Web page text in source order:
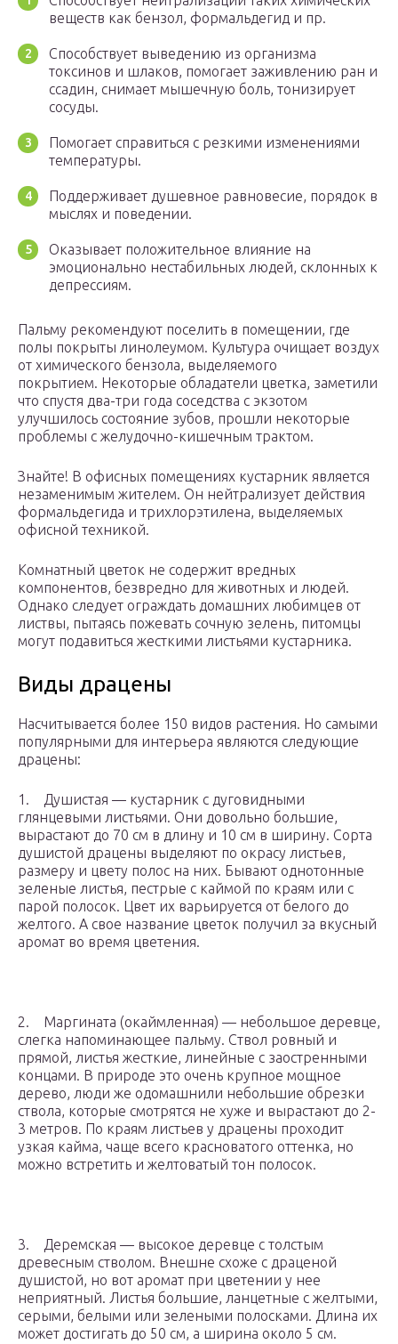
веществ как бензол, формальдегид и пр.
Способствует выведению из организма
токсинов и шлаков, помогает заживлению ран и
ссадин, снимает мышечную боль, тонизирует
сосуды.
Помогает справиться с резкими изменениями
температуры.
Поддерживает душевное равновесие, порядок в
мыслях и поведении.
Оказывает положительное влияние на
эмоционально нестабильных людей, склонных к
депрессиям.
Пальму рекомендуют поселить в помещении, где
полы покрыты линолеумом. Культура очищает воздух
от химического бензола, выделяемого
покрытием. Некоторые обладатели цветка, заметили
что спустя два-три года соседства с экзотом
улучшилось состояние зубов, прошли некоторые
проблемы с желудочно-кишечным трактом.
Знайте! В офисных помещениях кустарник является
незаменимым жителем. Он нейтрализует действия
формальдегида и трихлорэтилена, выделяемых
офисной техникой.
Комнатный цветок не содержит вредных
компонентов, безвредно для животных и людей.
Однако следует ограждать домашних любимцев от
листвы, пытаясь пожевать сочную зелень, питомцы
могут подавиться жесткими листьями кустарника.
Виды драцены
Насчитывается более 150 видов растения. Но самыми
популярными для интерьера являются следующие
драцены:
1. Душистая — кустарник с дуговидными
глянцевыми листьями. Они довольно большие,
вырастают до 70 см в длину и 10 см в ширину. Сорта
душистой драцены выделяют по окрасу листьев,
размеру и цвету полос на них. Бывают однотонные
зеленые листья, пестрые с каймой по краям или с
парой полосок. Цвет их варьируется от белого до
желтого. А свое название цветок получил за вкусный
аромат во время цветения.
2. Маргината (окаймленная) — небольшое деревце,
слегка напоминающее пальму. Ствол ровный и
прямой, листья жесткие, линейные с заостренными
концами. В природе это очень крупное мощное
дерево, люди же одомашнили небольшие обрезки
ствола, которые смотрятся не хуже и вырастают до 2-
3 метров. По краям листьев у драцены проходит
узкая кайма, чаще всего красноватого оттенка, но
можно встретить и желтоватый тон полосок.
3. Деремская — высокое деревце с толстым
древесным стволом. Внешне схоже с драценой
душистой, но вот аромат при цветении у нее
неприятный. Листья большие, ланцетные с желтыми,
серыми, белыми или зелеными полосками. Длина их
может достигать до 50 см, а ширина около 5 см.